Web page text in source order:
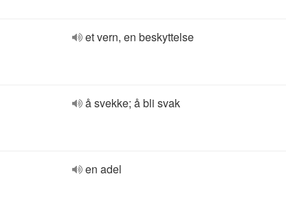
et vern, en beskyttelse
å svekke; å bli svak
en adel